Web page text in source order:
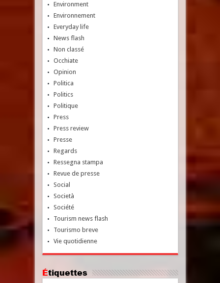
Environment
Environnement
Everyday life
News flash
Non classé
Occhiate
Opinion
Politica
Politics
Politique
Press
Press review
Presse
Regards
Ressegna stampa
Revue de presse
Social
Società
Société
Tourism news flash
Tourismo breve
Vie quotidienne
Étiquettes